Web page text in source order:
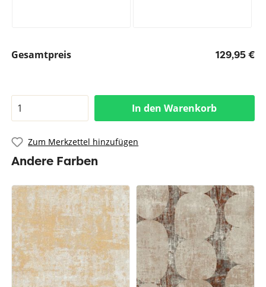
Gesamtpreis 129,95 €
In den Warenkorb
Zum Merkzettel hinzufügen
Andere Farben